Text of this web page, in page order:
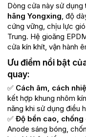
Dòng cửa này sử dụng
hãng Yongxing , độ
cứng vững, chịu lực
Trung. Hệ gioăng
cửa kín khít, vận hành
Ưu điểm nổi bật
quay:
✅ Cách âm, cách
kết hợp khung nhôm
năng khi sử dụng điều
✅ Độ bền cao, chống
Anode sáng bóng,